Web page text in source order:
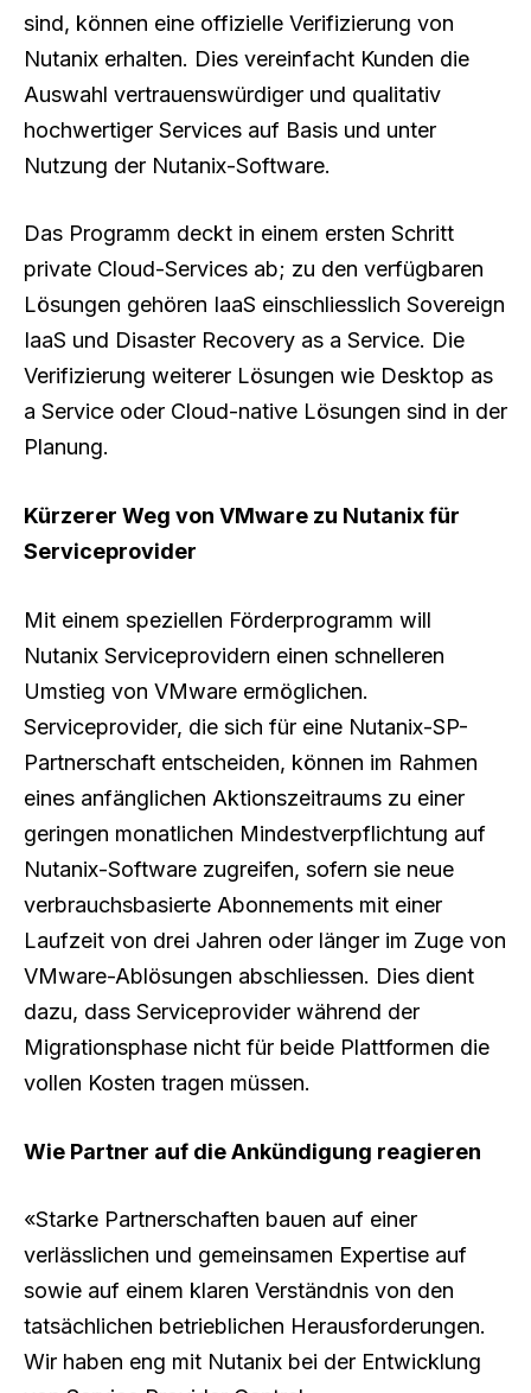
sind, können eine offizielle Verifizierung von
Nutanix erhalten. Dies vereinfacht Kunden die
Auswahl vertrauenswürdiger und qualitativ
hochwertiger Services auf Basis und unter
Nutzung der Nutanix-Software.
Das Programm deckt in einem ersten Schritt
private Cloud-Services ab; zu den verfügbaren
Lösungen gehören IaaS einschliesslich Sovereign
IaaS und Disaster Recovery as a Service. Die
Verifizierung weiterer Lösungen wie Desktop as
a Service oder Cloud-native Lösungen sind in der
Planung.
Kürzerer Weg von VMware zu Nutanix für
Serviceprovider
Mit einem speziellen Förderprogramm will
Nutanix Serviceprovidern einen schnelleren
Umstieg von VMware ermöglichen.
Serviceprovider, die sich für eine Nutanix-SP-
Partnerschaft entscheiden, können im Rahmen
eines anfänglichen Aktionszeitraums zu einer
geringen monatlichen Mindestverpflichtung auf
Nutanix-Software zugreifen, sofern sie neue
verbrauchsbasierte Abonnements mit einer
Laufzeit von drei Jahren oder länger im Zuge von
VMware-Ablösungen abschliessen. Dies dient
dazu, dass Serviceprovider während der
Migrationsphase nicht für beide Plattformen die
vollen Kosten tragen müssen.
Wie Partner auf die Ankündigung reagieren
«Starke Partnerschaften bauen auf einer
verlässlichen und gemeinsamen Expertise auf
sowie auf einem klaren Verständnis von den
tatsächlichen betrieblichen Herausforderungen.
Wir haben eng mit Nutanix bei der Entwicklung